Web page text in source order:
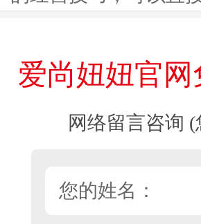
爱尚妞妞官
网络留言咨询